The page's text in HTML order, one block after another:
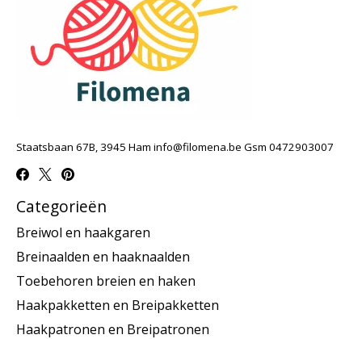
Staatsbaan 67B, 3945 Ham info@filomena.be Gsm 0472903007
Categorieën
Breiwol en haakgaren
Breinaalden en haaknaalden
Toebehoren breien en haken
Haakpakketten en Breipakketten
Haakpatronen en Breipatronen